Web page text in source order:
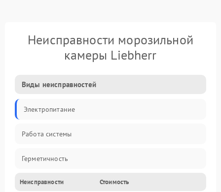
Неисправности морозильной
камеры Liebherr
Виды неисправностей
Электропитание
Работа системы
Герметичность
Механика
Неисправности Стоимость